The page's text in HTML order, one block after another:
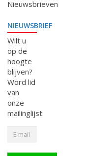
Nieuwsbrieven
NIEUWSBRIEF
Wilt u
op de
hoogte
blijven?
Word lid
van
onze
mailinglijst: